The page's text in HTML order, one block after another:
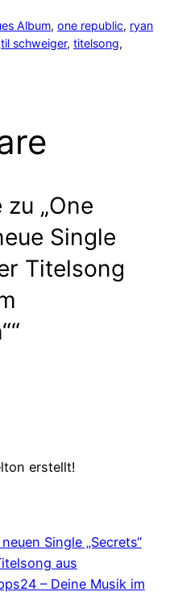
Album, one republic, ryan
til schweiger, titelsong
„One
Single
Titelsong
erstellt!
Single „Secrets“
aus
– Deine Musik im